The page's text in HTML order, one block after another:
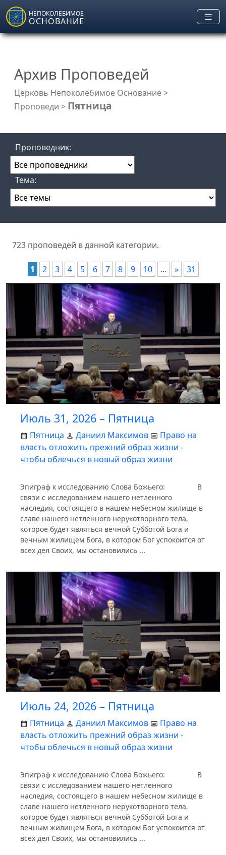
Skip to main content
НЕПОКОЛЕБИМОЕ
ОСНОВАНИЕ
Архив Проповедей
Церковь Непоколебимое Основание>
Проповеди > Пятница
Проповедник:
Тема:
723 проповедей в данной категории.
1 2 3 4 5 6 7 8 9 10 ... » 31
Июль 31, 2026 – Пятница
Пятница Даниил Максимов
Право на
власть отложить прежний образ жизни -
чтобы облечься в новый образ жизни
Эпиграф к исследованию Слова Божьего: В
связи с исследованием нашего нетленного
наследия, состоящего в нашем небесном жилище в
славе нашего нетленного нерукотворного тела,
которое будет являться вечной Субботой Бога и
вечным жилищем Бога, в котором Бог успокоится от
всех дел Своих, мы остановились ...
Июль 24, 2026 – Пятница
Пятница Даниил Максимов
Право на
власть отложить прежний образ жизни -
чтобы облечься в новый образ жизни
Эпиграф к исследованию Слова Божьего: В
связи с исследованием нашего нетленного
наследия, состоящего в нашем небесном жилище в
славе нашего нетленного нерукотворного тела,
которое будет являться вечной Субботой Бога и
вечным жилищем Бога, в котором Бог успокоится от
всех дел Своих, мы остановились ...